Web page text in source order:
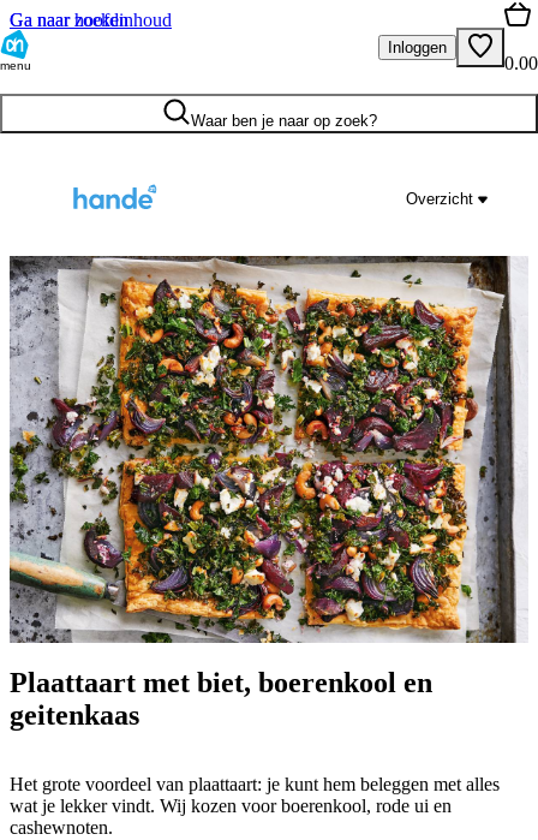
Ga naar hoofdinhoud
Ga naar zoeken
menu
Inloggen
0.00
Waar ben je naar op zoek?
Overzicht
Plaattaart met biet, boerenkool en
geitenkaas
Het grote voordeel van plaattaart: je kunt hem beleggen met alles
wat je lekker vindt. Wij kozen voor boerenkool, rode ui en
cashewnoten.